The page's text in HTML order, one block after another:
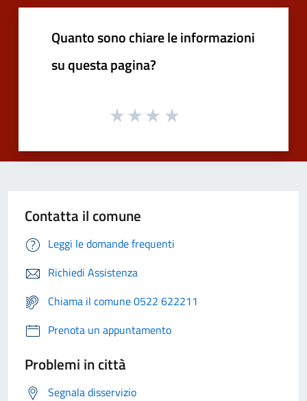
Quanto sono chiare le informazioni
su questa pagina?
Contatta il comune
Leggi le domande frequenti
Richiedi Assistenza
Chiama il comune 0522 622211
Prenota un appuntamento
Problemi in città
Segnala disservizio